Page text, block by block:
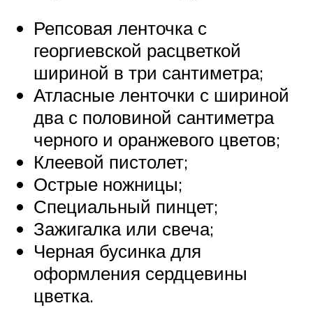
Репсовая ленточка с
георгиевской расцветкой
шириной в три сантиметра;
Атласные ленточки с шириной
два с половиной сантиметра
черного и оранжевого цветов;
Клеевой пистолет;
Острые ножницы;
Специальный пинцет;
Зажигалка или свеча;
Черная бусинка для
оформления сердцевины
цветка.